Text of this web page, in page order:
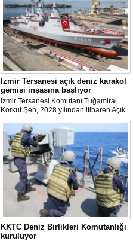
İzmir Tersanesi açık deniz karakol
gemisi inşasına başlıyor
İzmir Tersanesi Komutanı Tuğamiral
Korkut Şen, 2028 yılından itibaren Açık
Deniz Karakol Gemisi (ADKG) inşasına
başlanmasının hedeflendiğini açıkladı.
KKTC Deniz Birlikleri Komutanlığı
kuruluyor